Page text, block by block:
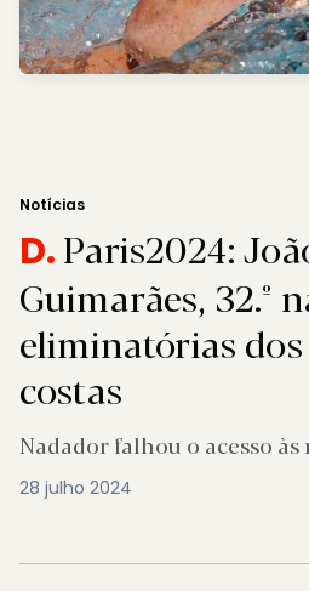
Notícias
D.Paris2024:
Guimarães, 32.º
eliminatórias
costas
Nadador falhou o acesso às
28 julho 2024